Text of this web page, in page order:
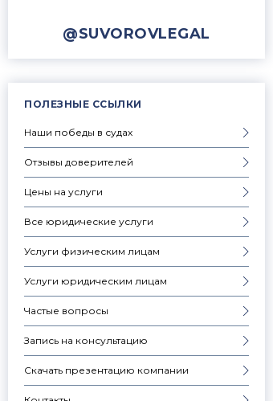
@SUVOROVLEGAL
ПОЛЕЗНЫЕ ССЫЛКИ
Наши победы в судах
Отзывы доверителей
Цены на услуги
Все юридические услуги
Услуги физическим лицам
Услуги юридическим лицам
Частые вопросы
Запись на консультацию
Скачать презентацию компании